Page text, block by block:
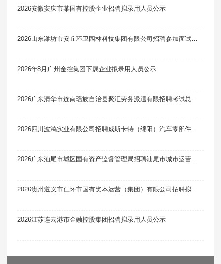
2026安徽安庆市某国有控股企业招聘拟录用人员公示
2026山东潍坊市安丘环卫园林科技集团有限公司招聘参加面试人员总成绩及进入考察体检环节人员笔试真题题库软件题引力
2026年8月广州金控集团下属企业拟录用人员公示
2026广东清华市连南瑶族自治县聚汇劳务派遣有限招聘考试总成绩及进入体检人员名单公示
2026四川波鸿实业有限公司招聘威斯卡特（绵阳）汽车零部件制造有限公司出纳岗位测试成绩公示
2026广东汕尾市城区国有资产监督管理局招聘汕尾市城市运营投资有限公司及下属公司工作人员成绩查询及体检事宜笔试真题题库软件题引力
2026贵州遵义市仁怀市国有资本运营（集团）有限公司招聘拟聘用人员公示
2026江苏连云港市金融控股集团招聘拟录用人员公示